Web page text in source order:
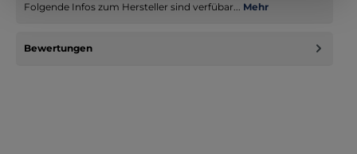
Folgende Infos zum Hersteller sind verfübar... Mehr
Bewertungen